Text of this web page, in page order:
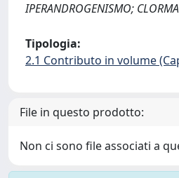
IPERANDROGENISMO;
Tipologia:
2.1 Contributo in volume
File in questo prodotto:
Non ci sono file associati a